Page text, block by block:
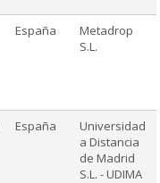
España
Metadrop
S.L.
España
Universidad
a Distancia
de Madrid
S.L. - UDIMA